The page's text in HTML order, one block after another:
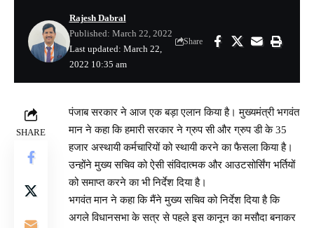
Last updated: March 22,
2022 10:35 am
Rajesh Dabral
Published: March 22, 2022
Share
SHARE
पंजाब सरकार ने आज एक बड़ा एलान किया है। मुख्यमंत्री भगवंत
मान ने कहा कि हमारी सरकार ने ग्रुप सी और ग्रुप डी के 35
हजार अस्थायी कर्मचारियों को स्थायी करने का फैसला किया है।
उन्होंने मुख्य सचिव को ऐसी संविदात्मक और आउटसोर्सिंग भर्तियों
को समाप्त करने का भी निर्देश दिया है।
भगवंत मान ने कहा कि मैंने मुख्य सचिव को निर्देश दिया है कि
अगले विधानसभा के सत्र से पहले इस कानून का मसौदा बनाकर